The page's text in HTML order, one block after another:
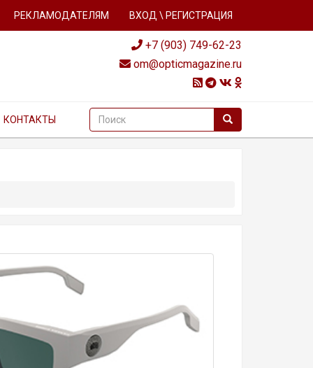
РЕКЛАМОДАТЕЛЯМ ВХОД \ РЕГИСТРАЦИЯ
+7 (903) 749-62-23
om@opticmagazine.ru
КОНТАКТЫ